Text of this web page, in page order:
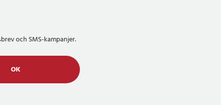
och SMS-kampanjer.
OK